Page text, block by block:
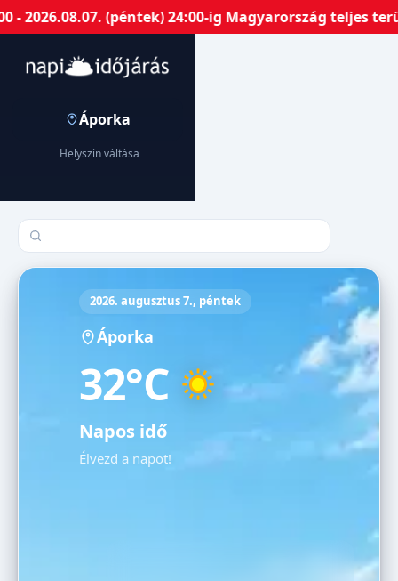
(péntek) 24:00-ig Magyarország teljes
Áporka
Helyszín váltása
Település keresése
2026. augusztus 7., péntek
Áporka
32°C
Napos idő
Élvezd a napot!